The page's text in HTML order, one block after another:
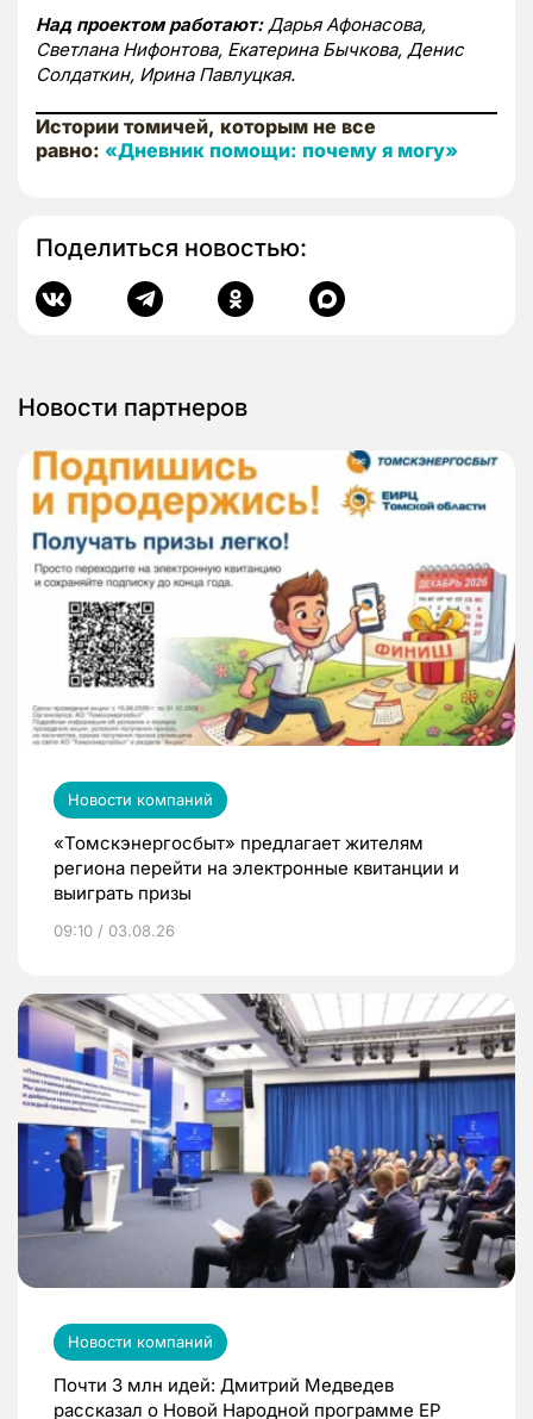
Над проектом работают:Дарья Афонасова,
Светлана Нифонтова, Екатерина Бычкова, Денис
Солдаткин, Ирина Павлуцкая.
Истории томичей, которым не все
равно: «Дневник помощи: почему я могу»
Поделиться новостью:
Новости партнеров
Новости компаний
«Томскэнергосбыт» предлагает жителям
региона перейти на электронные квитанции и
выиграть призы
09:10 / 03.08.26
Новости компаний
Почти 3 млн идей: Дмитрий Медведев
рассказал о Новой Народной программе ЕР